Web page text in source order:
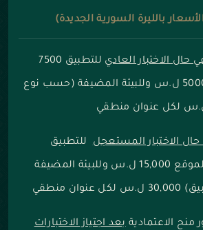
بالليرة السورية الجديدة)
حال الاختبار العادي للتطبيق 7500
ل.س وللموقع 5000 ل.س وللبيئة المضيفة (حسب نوع
الاختبار المستعجلللتطبيق
20,000 ل.س وللموقع 15,000 ل.س وللبيئة المضيفة
منطقي
منح الاعتماديةبعد اجتياز الاختبارات